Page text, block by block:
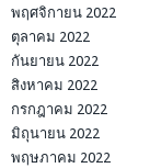
พฤศจิกายน 2022
ตุลาคม 2022
กันยายน 2022
สิงหาคม 2022
กรกฎาคม 2022
มิถุนายน 2022
พฤษภาคม 2022